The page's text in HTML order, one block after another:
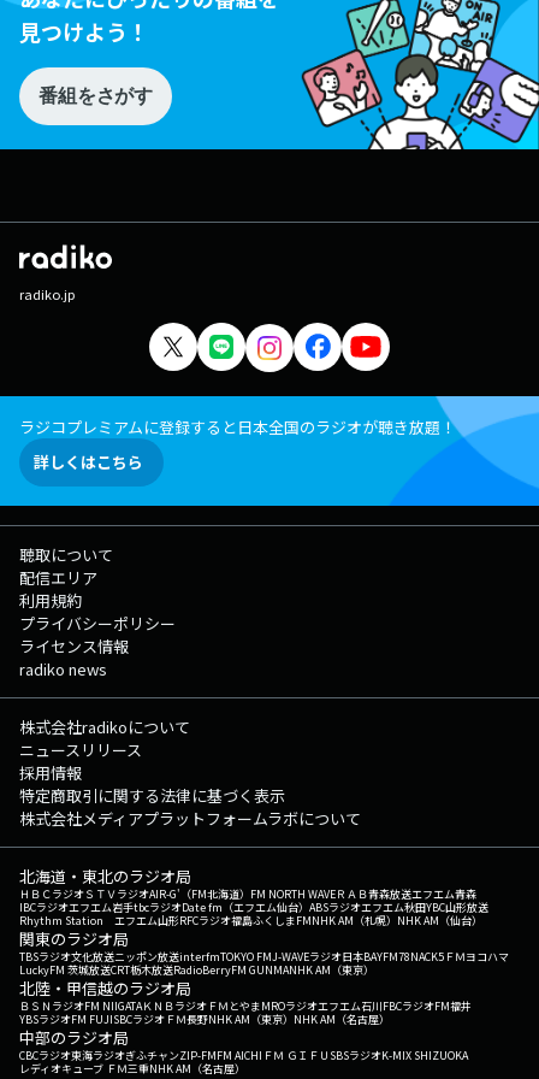
見つけよう！
番組をさがす
radiko.jp
ラジコプレミアムに登録すると日本全国のラジオが聴き放題！
詳しくはこちら
聴取について
配信エリア
利用規約
プライバシーポリシー
ライセンス情報
radiko news
株式会社radikoについて
ニュースリリース
採用情報
特定商取引に関する法律に基づく表示
株式会社メディアプラットフォームラボについて
北海道・東北のラジオ局
ＨＢＣラジオＳＴＶラジオAIR-G'（FM北海道） FM NORTH WAVEＲＡＢ青森放送エフエム青森
IBCラジオエフエム岩手tbcラジオDate fm（エフエム仙台） ABSラジオエフエム秋田YBC山形放送
Rhythm Station エフエム山形RFCラジオ福島ふくしまFMNHK AM（札幌） NHK AM（仙台）
関東のラジオ局
TBSラジオ文化放送ニッポン放送interfmTOKYO FMJ-WAVEラジオ日本BAYFM78NACK5 ＦＭヨコハマ
LuckyFM 茨城放送CRT栃木放送RadioBerryFM GUNMANHK AM（東京）
北陸・甲信越のラジオ局
ＢＳＮラジオFM NIIGATAＫＮＢラジオ ＦＭとやまMROラジオエフエム石川FBCラジオFM福井
YBSラジオFM FUJISBCラジオ ＦＭ長野NHK AM（東京） NHK AM（名古屋）
中部のラジオ局
CBCラジオ東海ラジオぎふチャンZIP-FMFM AICHI ＦＭ ＧＩＦＵ SBSラジオK-MIX SHIZUOKA
レディオキューブ ＦＭ三重NHK AM（名古屋）